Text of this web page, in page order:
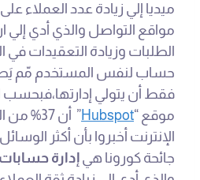
ميديا إلي زيادة عدد العملاء
مواقع التواصل والذي أدي إلي
الطلبات وزيادة التعقيدات
حساب لنفس المستخدم مّم
فقط أن يتولي إدارتها،فبحسب
موقع “Hubspot
” أن
الإنترنت أخبروا بأن أكثر
جائحة كورونا هي إدارة